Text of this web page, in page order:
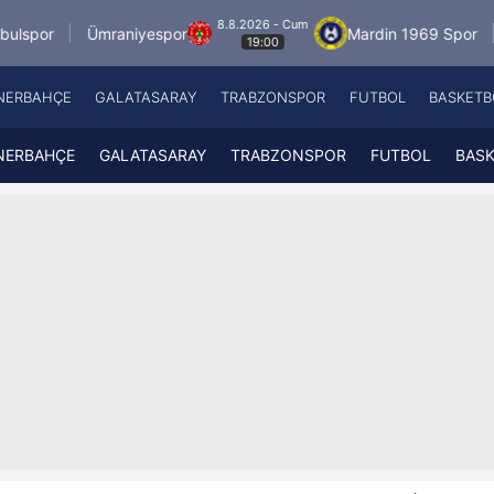
8.8.2026 - Cum
19:00
Mardin 1969 Spor Özbelsan
Fenerbahçe
Galatasaray
A
GALATASARAY TRABZONSPOR FUTBOL
GALATASARAY TRABZONSPOR FUTBOL